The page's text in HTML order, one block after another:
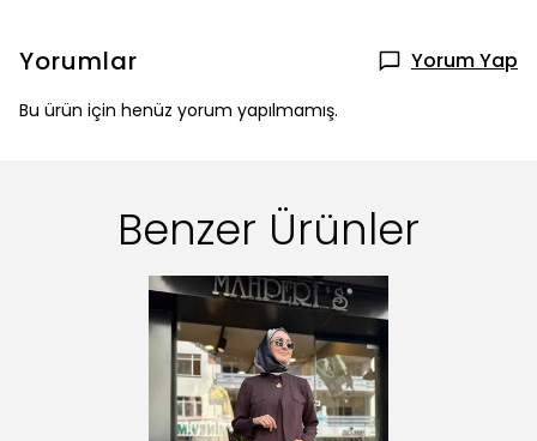
Yorumlar Yorum Yap
Bu ürün için henüz yorum yapılmamış.
Benzer Ürünler